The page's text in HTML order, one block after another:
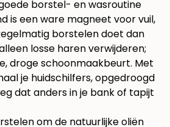
borstel- en wasroutine
is een ware magneet voor vuil,
borstelen doet dan
losse haren verwijderen;
droge schoonmaakbeurt. Met
je huidschilfers, opgedroogd
dat anders in je bank of tapijt
om de natuurlijke oliën